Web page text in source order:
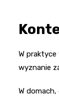
W praktyce
wyznanie
W